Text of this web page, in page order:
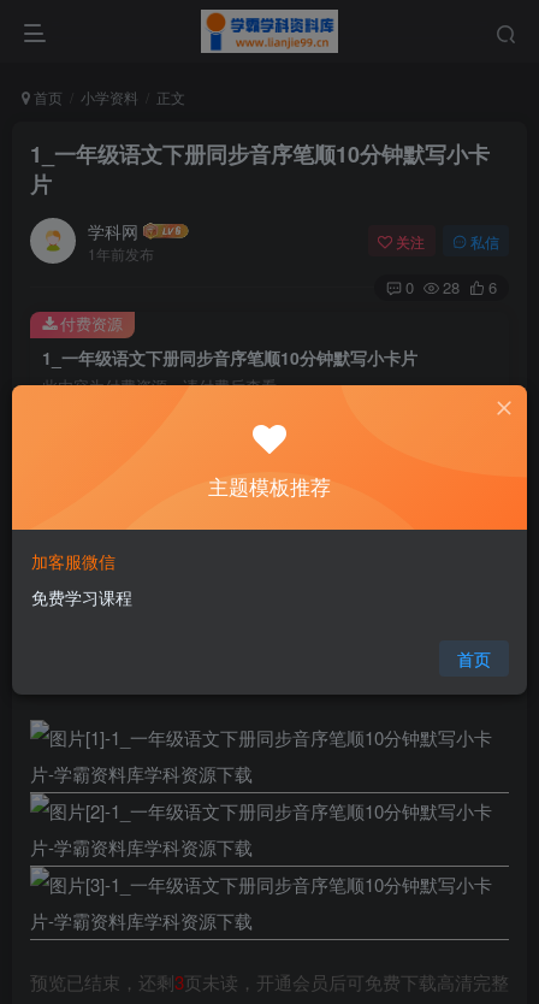
首页 小学资料 正文
1_一年级语文下册同步音序笔顺10分钟默写小卡
片
学科网
1年前发布
关注 私信
0 28 6
1_一年级语文下册同步音序笔顺10分钟默写小卡片
此内容为付费资源，请付费后查看
9.6
免费
暂时无法购买，请与站长联系
686.41 KB
付费资源
预览已结束，还剩3页未读，开通会员后可免费下载高清完整
主题模板推荐
加客服微信
免费学习课程
首页